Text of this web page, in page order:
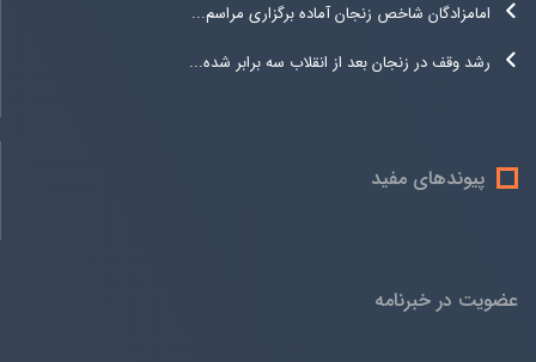
امامزادگان شاخص زنجان آماده برگزاری مراسم...
رشد وقف در زنجان بعد از انقلاب سه برابر شده...
پیوندهای مفید
عضویت در خبرنامه